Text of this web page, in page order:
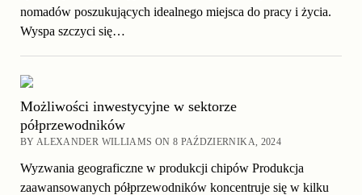
nomadów poszukujących idealnego miejsca do pracy i życia.
Wyspa szczyci się…
Możliwości inwestycyjne w sektorze
półprzewodników
BY ALEXANDER WILLIAMS ON 8 PAŹDZIERNIKA, 2024
Wyzwania geograficzne w produkcji chipów Produkcja
zaawansowanych półprzewodników koncentruje się w kilku